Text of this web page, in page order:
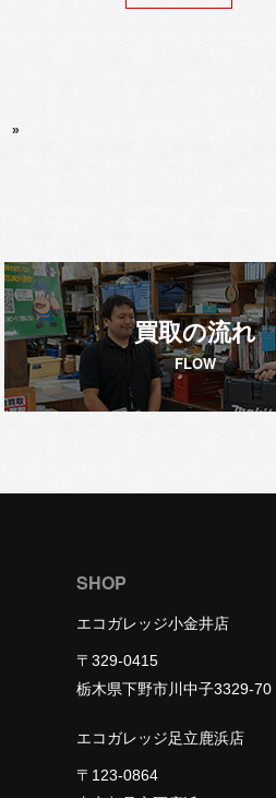
»
買取の流れ
FLOW
SHOP
エコガレッジ小金井店
〒329-0415
栃木県下野市川中子3329-70
エコガレッジ足立鹿浜店
〒123-0864